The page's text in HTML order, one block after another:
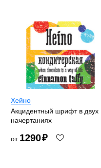
Хейно
Акцидентный шрифт в двух
начертаниях
от 1290₽